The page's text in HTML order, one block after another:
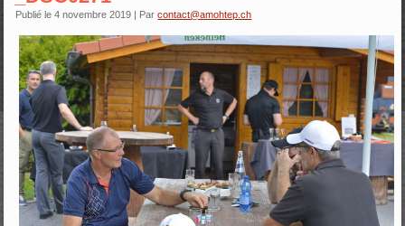
Publié le 4 novembre 2019 | Par contact@amohtep.ch